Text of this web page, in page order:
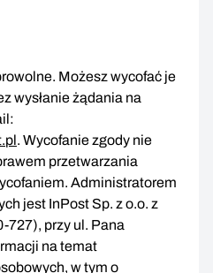
Możesz wycofać je
wysłanie żądania na
. Wycofanie zgody nie
przetwarzania
Administratorem
jest InPost Sp. z o.o. z
727), przy ul. Pana
na temat
w tym o